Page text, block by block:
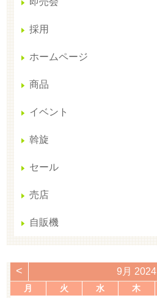
採用
ホームページ
商品
イベント
斡旋
セール
売店
自販機
< 9月 2024
月 火 水 木